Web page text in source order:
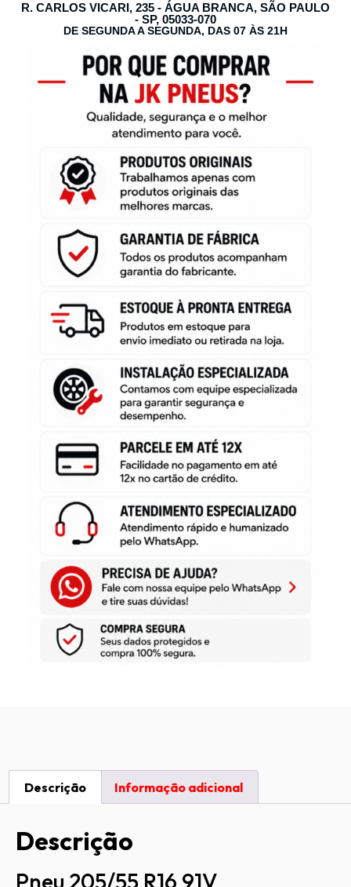
R. CARLOS VICARI, 235 - ÁGUA BRANCA, SÃO PAULO
- SP, 05033-070
DE SEGUNDA A SEGUNDA, DAS 07 ÀS 21H
Descrição Informação adicional
Descrição
Pneu 205/55 R16 91V